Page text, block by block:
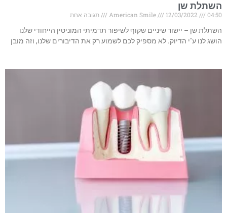
השתלת שן
American Smile 12/03/2022 04:50
תגובה אחת
השתלת שן – יישור שיניים שקוף לשיפור תדמיתי המוניטין הייחודי שלנו
הושג לנו ע"י הדיוק. לא מספיק לכם לשמוע רק את הדיבורים שלנו, וזה מובן